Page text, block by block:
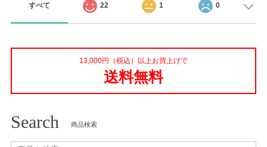
すべて 22 1 0
13,000円（税込）以上お買上げで
送料無料
Search 商品検索